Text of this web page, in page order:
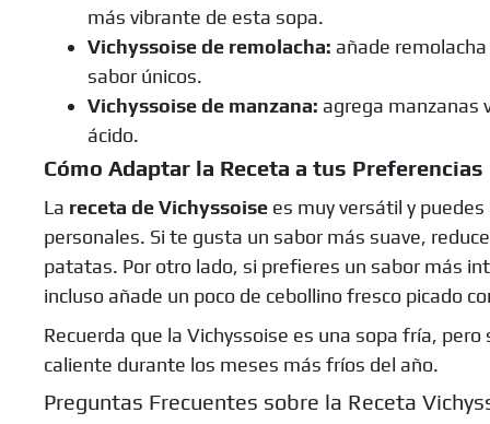
más vibrante de esta sopa.
Vichyssoise de remolacha: añade
sabor únicos.
Vichyssoise de manzana: agrega manzanas
ácido.
Cómo Adaptar la Receta a tus Preferencias
La receta de Vichyssoise es muy versátil y
personales. Si te gusta un sabor más suave,
patatas. Por otro lado, si prefieres un sabor más
incluso añade un poco de cebollino fresco picado
Recuerda que la Vichyssoise es una sopa fría,
caliente durante los meses más fríos del año.
Preguntas Frecuentes sobre la Receta